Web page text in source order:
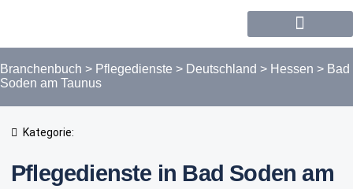
Branchenbuch > Pflegedienste > Deutschland > Hessen > Bad
Soden am Taunus
Kategorie:
Pflegedienste in Bad Soden am